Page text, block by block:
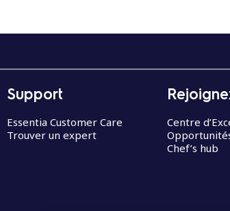
Support
Essentia Customer Care
Trouver un expert
Centre
Chef’s hub